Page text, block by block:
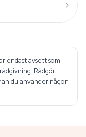
endast avsett som
Rådgör
du använder någon